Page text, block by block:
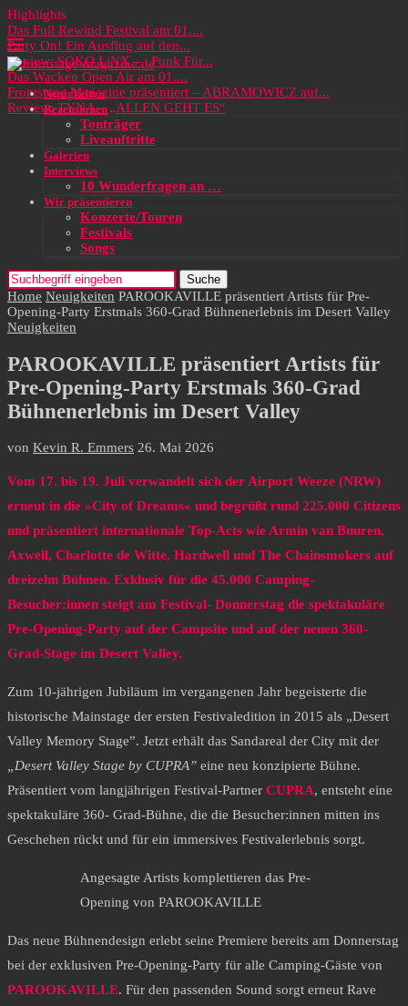
Highlights
Das Full Rewind Festival am 01....
Party On! Ein Ausflug auf den...
Review: SOKO LiNX – „Punk Für...
Das Wacken Open Air am 01....
Frontstage Magazine präsentiert – ABRAMOWICZ auf...
Review: TYNA – „ALLEN GEHT ES“
Neuigkeiten
Rezensionen
Tonträger
Liveauftritte
Galerien
Interviews
10 Wunderfragen an …
Wir präsentieren
Konzerte/Touren
Festivals
Songs
Suche
Home Neuigkeiten PAROOKAVILLE präsentiert Artists für Pre-
Opening-Party Erstmals 360-Grad Bühnenerlebnis im Desert Valley
Neuigkeiten
PAROOKAVILLE präsentiert Artists für
Pre-Opening-Party Erstmals 360-Grad
Bühnenerlebnis im Desert Valley
von Kevin R. Emmers 26. Mai 2026
Vom 17. bis 19. Juli verwandelt sich der Airport Weeze (NRW)
erneut in die »City of Dreams« und begrüßt rund 225.000 Citizens
und präsentiert internationale Top-Acts wie Armin van Buuren,
Axwell, Charlotte de Witte, Hardwell und The Chainsmokers auf
dreizehn Bühnen. Exklusiv für die 45.000 Camping-
Besucher:innen steigt am Festival- Donnerstag die spektakuläre
Pre-Opening-Party auf der Campsite und auf der neuen 360-
Grad-Stage im Desert Valley.
Zum 10-jährigen Jubiläum im vergangenen Jahr begeisterte die
historische Mainstage der ersten Festivaledition in 2015 als „Desert
Valley Memory Stage”. Jetzt erhält das Sandareal der City mit der
„Desert Valley Stage by CUPRA” eine neu konzipierte Bühne.
Präsentiert vom langjährigen Festival-Partner CUPRA, entsteht eine
spektakuläre 360- Grad-Bühne, die die Besucher:innen mitten ins
Geschehen rückt und für ein immersives Festivalerlebnis sorgt.
Angesagte Artists komplettieren das Pre-
Opening von PAROOKAVILLE
Das neue Bühnendesign erlebt seine Premiere bereits am Donnerstag
bei der exklusiven Pre-Opening-Party für alle Camping-Gäste von
PAROOKAVILLE. Für den passenden Sound sorgt erneut Rave